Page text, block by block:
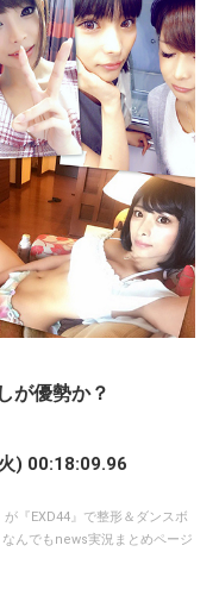
が優勢か？
) 00:18:09.96
『EXD44』で整形＆ダンスボ
んでもnews実況まとめページ